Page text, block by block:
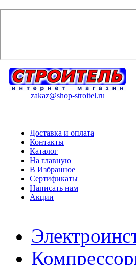
zakaz@shop-stroitel.ru
Доставка и оплата
Контакты
Каталог
На главную
В Избранное
Сертификаты
Написать нам
Акции